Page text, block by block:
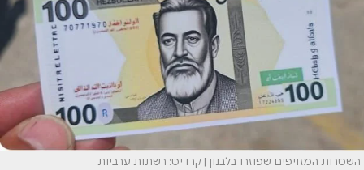
השטרות המזויפים שפוזרו בלבנון | קרדיט: רשתות ערביות